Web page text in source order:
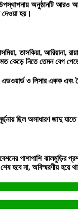
অনুষ্ঠানটি আরও
দেওয়া হয়।
তাসকিয়া, আরিয়ানা,
কেড়ে নিতে তেমন বেগ
এডওয়ার্ড ও লিসার একক
ছিল অসাধারণ জাদু
পাশাপাশি ঝালমুড়ির
হবে না, অবিস্মরণীয় হয়ে